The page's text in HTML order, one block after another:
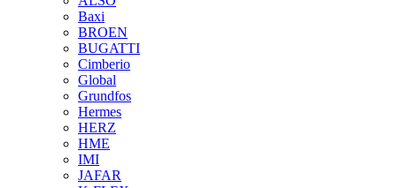
Baxi
BROEN
BUGATTI
Cimberio
Global
Grundfos
Hermes
HERZ
HME
IMI
JAFAR